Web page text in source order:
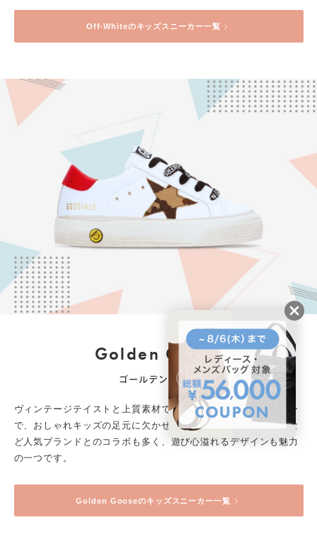
Off-Whiteのキッズスニーカー一覧
Golden Goose
ゴールデングース
ヴィンテージテイストと上質素材で人気を博しているスニーカー
で、おしゃれキッズの足元に欠かせない一足です。ボンポワンな
ど人気ブランドとのコラボも多く、遊び心溢れるデザインも魅力
の一つです。
Golden Gooseのキッズスニーカー一覧